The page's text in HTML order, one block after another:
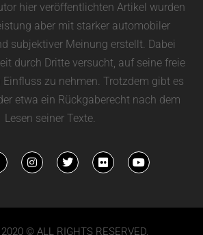
hier veröffentlichten Artikel wurden
aber mit starker automobiler
subjektiver Meinung erstellt. Dabei
durch Dritte versucht, auf seine freie
zu nehmen. Trotzdem gibt es
etwa ein Rückgaberecht nach dem
Lesen seiner Texte.
2020 © ALL RIGHTS RESERVED.